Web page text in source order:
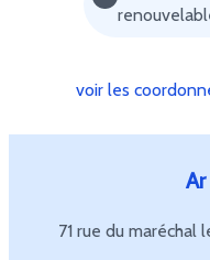
voir les
71 rue du maréchal